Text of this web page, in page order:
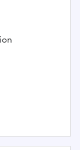
urbanisme (h/f)